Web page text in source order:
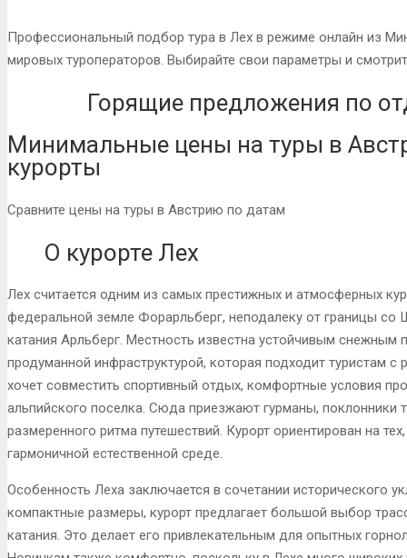
Профессиональный подбор тура в Лех в режиме онлайн из
мировых туроператоров. Выбирайте свои параметры и
Горящие предложения по
Минимальные цены на туры в
курорты
Сравните цены на туры в Австрию по датам
О курорте Лех
Лех считается одним из самых престижных и атмосферных
федеральной земле Форарльберг, неподалеку от границы
катания Арльберг. Местность известна устойчивым
продуманной инфраструктурой, которая подходит туристам
хочет совместить спортивный отдых, комфортные условия
альпийского поселка. Сюда приезжают гурманы, поклонники
размеренного ритма путешествий. Курорт ориентирован на
гармоничной естественной среде.
Особенность Леха заключается в сочетании исторического
компактные размеры, курорт предлагает большой выбор
катания. Это делает его привлекательным для опытных